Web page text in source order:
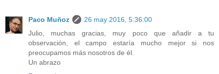
Paco Muñoz
26 may 2016, 5:36:00
Julio, muchas gracias, muy poco que añadir a tu
observación, el campo estaría mucho mejor si nos
preocupamos más nosotros de él.
Un abrazo